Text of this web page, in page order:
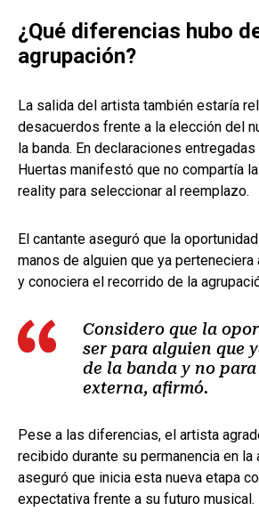
¿Qué diferencias hubo
agrupación?
La salida del artista también estaría
desacuerdos frente a la elección del
la banda. En declaraciones
Huertas manifestó que no compartía
reality para seleccionar al reemplazo.
El cantante aseguró que la
manos de alguien que ya perteneciera
y conociera el recorrido de la
Considero que la
ser para alguien que
de la banda y no
externa, afirmó.
Pese a las diferencias, el artista
recibido durante su permanencia en la
aseguró que inicia esta nueva etapa
expectativa frente a su futuro musical.